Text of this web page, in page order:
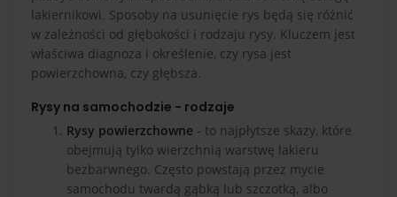
lakiernikowi. Sposoby na usunięcie rys będą się różnić
w zależności od głębokości i rodzaju rysy. Kluczem jest
właściwa diagnoza i określenie, czy rysa jest
powierzchowna, czy głębsza.
Rysy na samochodzie - rodzaje
Rysy powierzchowne - to najpłytsze skazy, które
obejmują tylko wierzchnią warstwę lakieru
bezbarwnego. Często powstają przez mycie
samochodu twardą gąbką lub szczotką, albo